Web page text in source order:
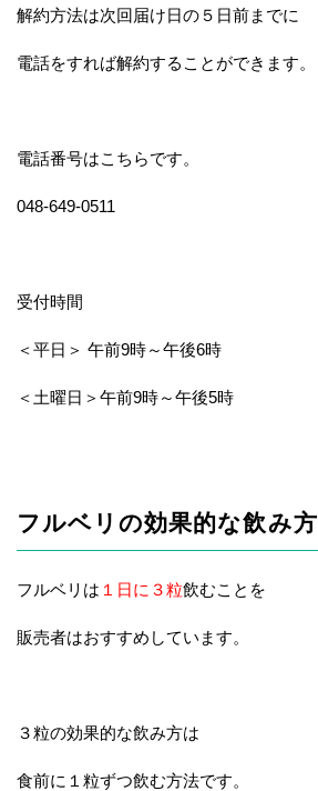
解約方法は次回届け日の５日前までに
電話をすれば解約することができます。
電話番号はこちらです。
048-649-0511
受付時間
＜平日＞ 午前9時～午後6時
＜土曜日＞午前9時～午後5時
フルベリの効果的な飲み方
フルベリは １日に３粒飲むことを
販売者はおすすめしています。
３粒の効果的な飲み方は
食前に１粒ずつ飲む方法です。